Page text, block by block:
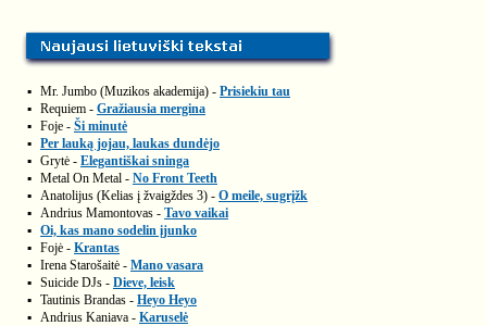
▪ Mr. Jumbo (Muzikos akademija) - Prisiekiu tau
▪ Requiem - Gražiausia mergina
▪ Foje - Ši minutė
▪ Per lauką jojau, laukas dundėjo
▪ Grytė - Elegantiškai sninga
▪ Metal On Metal - No Front Teeth
▪ Anatolijus (Kelias į žvaigždes 3) - O meile, sugrįžk
▪ Andrius Mamontovas - Tavo vaikai
▪ Oi, kas mano sodelin įjunko
▪ Fojė - Krantas
▪ Irena Starošaitė - Mano vasara
▪ Suicide DJs - Dieve, leisk
▪ Tautinis Brandas - Heyo Heyo
▪ Andrius Kaniava - Karuselė